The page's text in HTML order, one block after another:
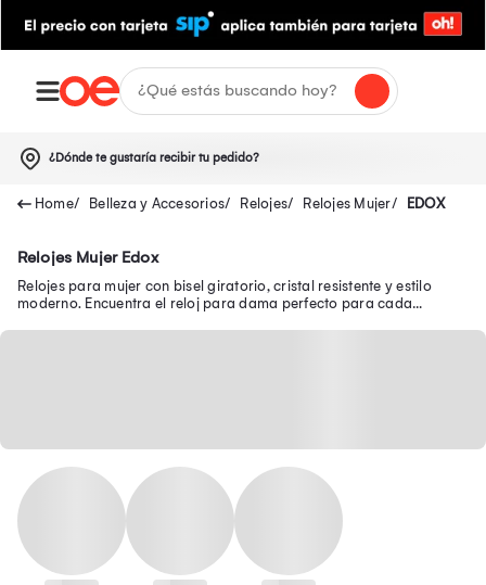
¿Dónde te gustaría recibir tu pedido?
Belleza y Accesorios Relojes Relojes Mujer EDOX
Relojes Mujer Edox
Relojes para mujer con bisel giratorio, cristal resistente y estilo
moderno. Encuentra el reloj para dama perfecto para cada